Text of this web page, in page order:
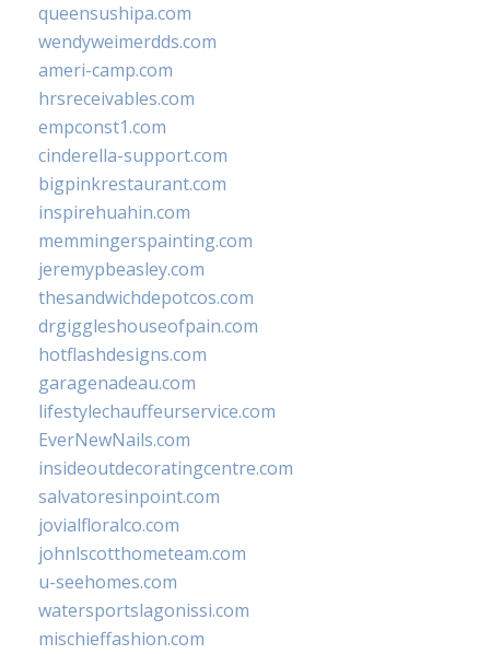
queensushipa.com
wendyweimerdds.com
ameri-camp.com
hrsreceivables.com
empconst1.com
cinderella-support.com
bigpinkrestaurant.com
inspirehuahin.com
memmingerspainting.com
jeremypbeasley.com
thesandwichdepotcos.com
drgiggleshouseofpain.com
hotflashdesigns.com
garagenadeau.com
lifestylechauffeurservice.com
EverNewNails.com
insideoutdecoratingcentre.com
salvatoresinpoint.com
jovialfloralco.com
johnlscotthometeam.com
u-seehomes.com
watersportslagonissi.com
mischieffashion.com